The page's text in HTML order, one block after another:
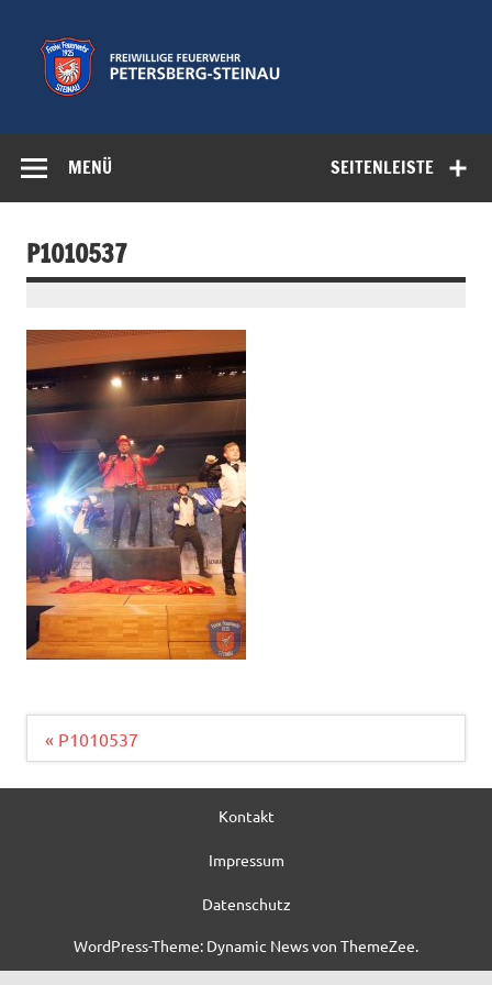
springen
Feuerwehr
Petersberg-
SEITENLEISTE
MENÜ
P1010537
Beitragsnavigation
« P1010537
Kontakt
Impressum
Datenschutz
WordPress-Theme: Dynamic News von ThemeZee.